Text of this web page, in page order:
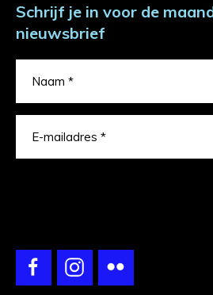
Schrijf je in voor de
nieuwsbrief